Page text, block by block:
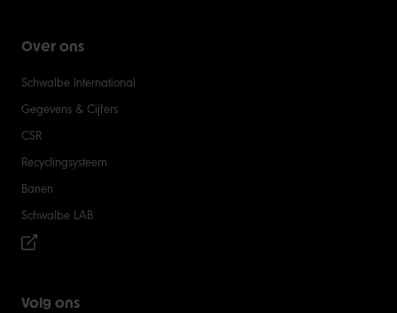
Over ons
Schwalbe International
Gegevens & Cijfers
CSR
Recyclingsysteem
Banen
Schwalbe LAB
Volg ons